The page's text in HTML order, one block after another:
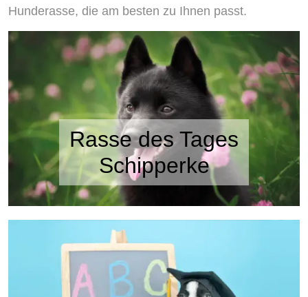
Hunderasse, die am besten zu Ihnen passt.
Rasse des Tages
Schipperke